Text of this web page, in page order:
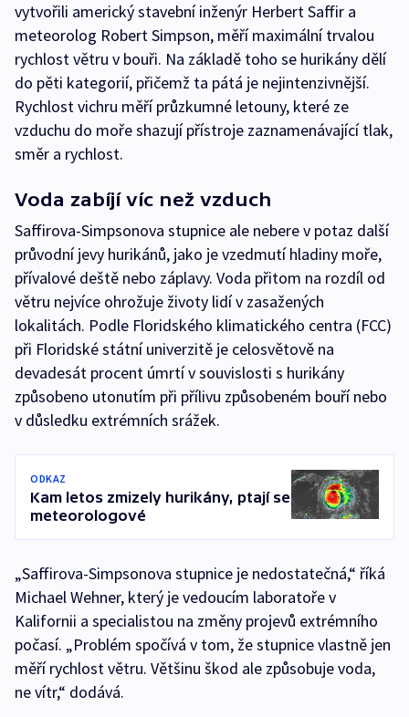
vytvořili americký stavební inženýr Herbert Saffir a
meteorolog Robert Simpson, měří maximální trvalou
rychlost větru v bouři. Na základě toho se hurikány dělí
do pěti kategorií, přičemž ta pátá je nejintenzivnější.
Rychlost vichru měří průzkumné letouny, které ze
vzduchu do moře shazují přístroje zaznamenávající tlak,
směr a rychlost.
Voda zabíjí víc než vzduch
Saffirova-Simpsonova stupnice ale nebere v potaz další
průvodní jevy hurikánů, jako je vzedmutí hladiny moře,
přívalové deště nebo záplavy. Voda přitom na rozdíl od
větru nejvíce ohrožuje životy lidí v zasažených
lokalitách. Podle Floridského klimatického centra (FCC)
při Floridské státní univerzitě je celosvětově na
devadesát procent úmrtí v souvislosti s hurikány
způsobeno utonutím při přílivu způsobeném bouří nebo
v důsledku extrémních srážek.
ODKAZ
Kam letos zmizely hurikány, ptají se
meteorologové
„Saffirova-Simpsonova stupnice je nedostatečná,“ říká
Michael Wehner, který je vedoucím laboratoře v
Kalifornii a specialistou na změny projevů extrémního
počasí. „Problém spočívá v tom, že stupnice vlastně jen
měří rychlost větru. Většinu škod ale způsobuje voda,
ne vítr,“ dodává.